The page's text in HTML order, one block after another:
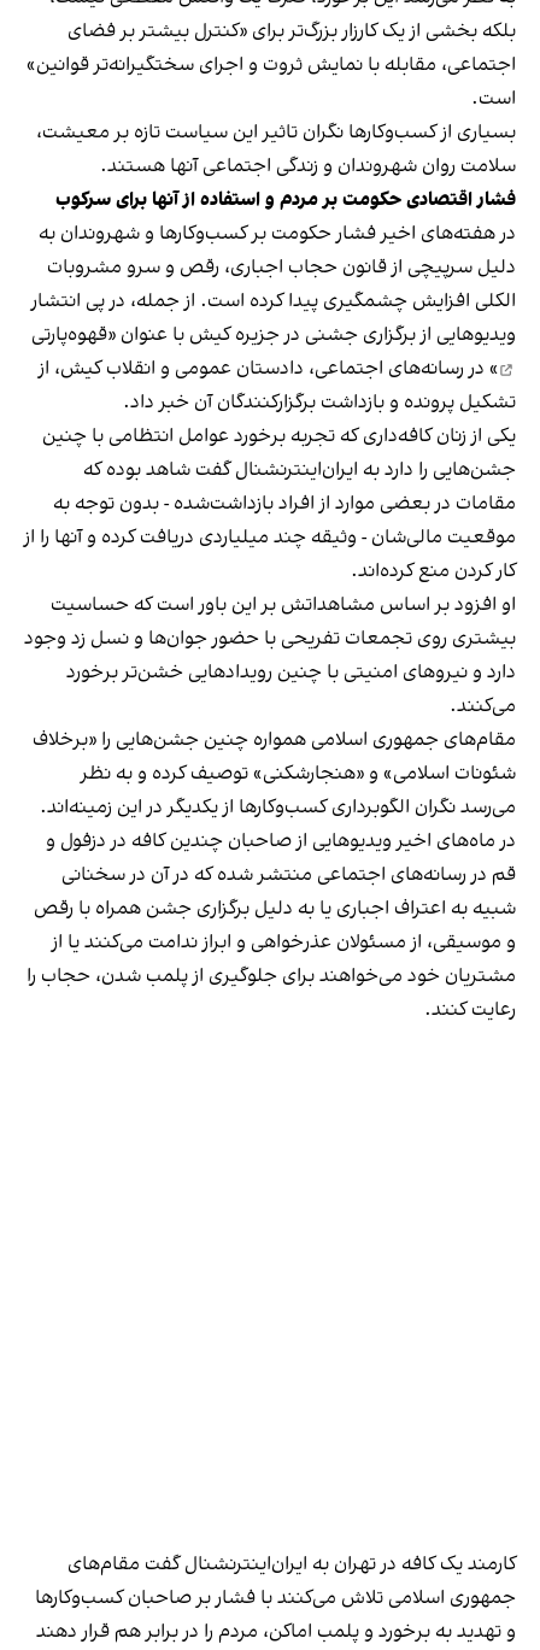
بلکه بخشی از یک کارزار بزرگ‌تر برای «کنترل بیشتر بر فضای
اجتماعی، مقابله با نمایش ثروت و اجرای سختگیرانه‌تر قوانین»
است.
بسیاری از کسب‌وکارها نگران تاثیر این سیاست‌ تازه بر معیشت،
سلامت روان شهروندان و زندگی اجتماعی آنها هستند.
فشار اقتصادی حکومت بر مردم و استفاده از آنها برای سرکوب
در هفته‌های اخیر فشار حکومت بر کسب‌وکارها و شهروندان به
دلیل سرپیچی از قانون حجاب اجباری، رقص و سرو مشروبات
الکلی افزایش چشمگیری پیدا کرده است. از جمله، در پی انتشار
ویدیوهایی از برگزاری جشنی در جزیره کیش با عنوان «قهوه‌پارتی
» در رسانه‌های اجتماعی، دادستان عمومی و انقلاب کیش، از
تشکیل پرونده و بازداشت برگزارکنندگان آن خبر داد.
یکی از زنان کافه‌داری که تجربه برخورد عوامل انتظامی با چنین
جشن‌هایی را دارد به ایران‌اینترنشنال گفت شاهد بوده که
مقامات در بعضی موارد از افراد بازداشت‌‌شده - بدون توجه به
موقعیت مالی‌شان - وثیقه چند میلیاردی دریافت کرده و آنها را از
کار کردن منع کرده‌اند.
او افزود بر اساس مشاهداتش بر این باور است که حساسیت
بیشتری روی تجمعات تفریحی با حضور جوان‌ها و نسل زد وجود
دارد و نیروهای امنیتی با چنین رویدادهایی خشن‌تر برخورد
می‌کنند.
مقام‌های جمهوری اسلامی همواره چنین جشن‌هایی را «برخلاف
شئونات اسلامی» و «هنجارشکنی» توصیف کرده و به نظر
می‌رسد نگران الگوبرداری کسب‌وکارها از یکدیگر در این زمینه‌اند.
در ماه‌های اخیر ویدیوهایی از صاحبان چندین کافه در دزفول و
قم در رسانه‌های اجتماعی منتشر شده که در آن در سخنانی
شبیه به اعتراف اجباری یا به دلیل برگزاری جشن همراه با رقص
و موسیقی، از مسئولان عذرخواهی و ابراز ندامت می‌کنند یا از
مشتریان خود می‌خواهند برای جلوگیری از پلمب شدن، حجاب را
رعایت کنند.
کارمند یک کافه در تهران به ایران‌اینترنشنال گفت مقام‌های
جمهوری اسلامی تلاش می‌کنند با فشار بر صاحبان کسب‌وکارها
و تهدید به برخورد و پلمب اماکن، مردم را در برابر هم قرار دهند